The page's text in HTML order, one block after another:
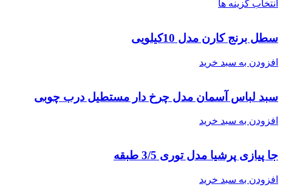
انتخاب گزینه ها
سطل برنج کارن مدل 10کیلویی
افزودن به سبد خرید
سبد لباس آسمان مدل چرخ دار مستطیل درب چوبی
افزودن به سبد خرید
جا پیازی پرشیا مدل توری 3/5 طبقه
افزودن به سبد خرید